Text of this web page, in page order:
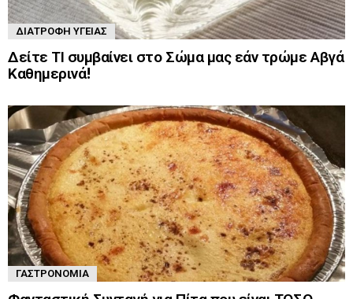
ΔΙΑΤΡΟΦΉ ΥΓΕΊΑΣ
Δείτε ΤΙ συμβαίνει στο Σώμα μας εάν τρώμε Αβγά
Καθημερινά!
ΓΑΣΤΡΟΝΟΜΊΑ